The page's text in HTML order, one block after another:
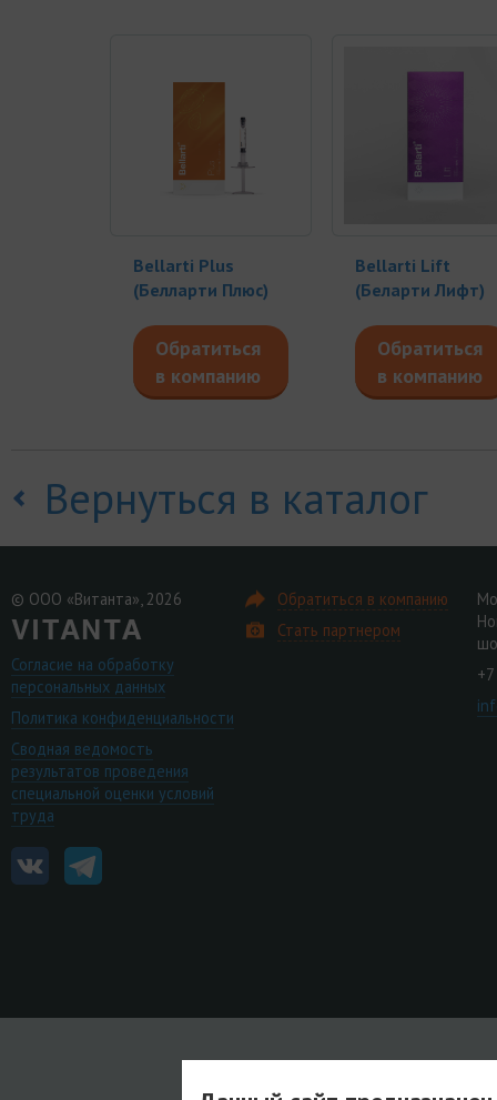
Bellarti Plus
(Белларти Плюс)
Обратиться
в компанию
Bellarti Lift
(Беларти Лифт)
Обратиться
в компанию
Вернуться в каталог
© ООО «Витанта», 2026
Согласие на обработку
персональных данных
Политика конфиденциальности
Сводная ведомость
результатов проведения
специальной оценки условий
труда
Обратиться в компанию
Стать партнером